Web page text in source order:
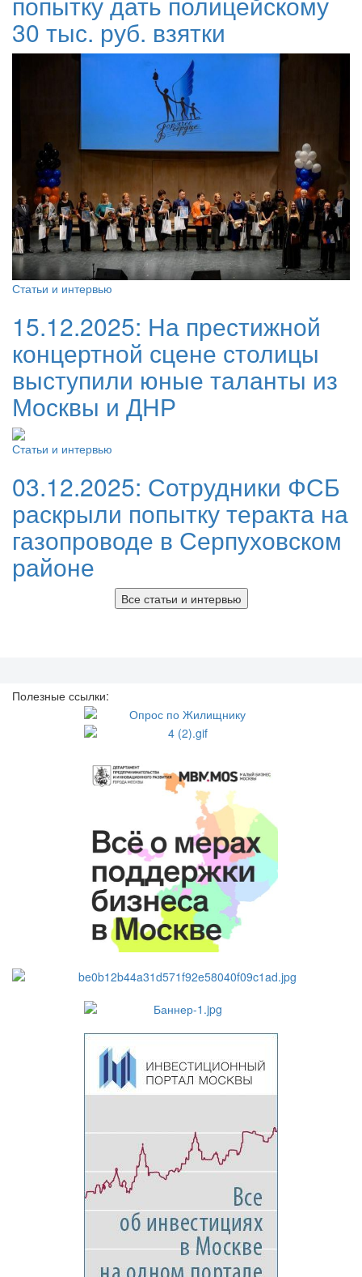
30 тыс. руб. взятки
Статьи и интервью
15.12.2025: На престижной
концертной сцене столицы
выступили юные таланты из
Москвы и ДНР
Статьи и интервью
03.12.2025: Сотрудники ФСБ
раскрыли попытку теракта на
газопроводе в Серпуховском
районе
Все статьи и интервью
Полезные ссылки: